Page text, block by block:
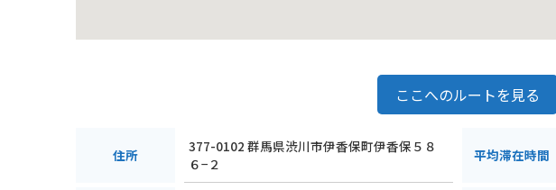
ここへのルートを見る
住所
377-0102 群馬県渋川市伊香保町伊香保５８
６−２
平均滞在時間